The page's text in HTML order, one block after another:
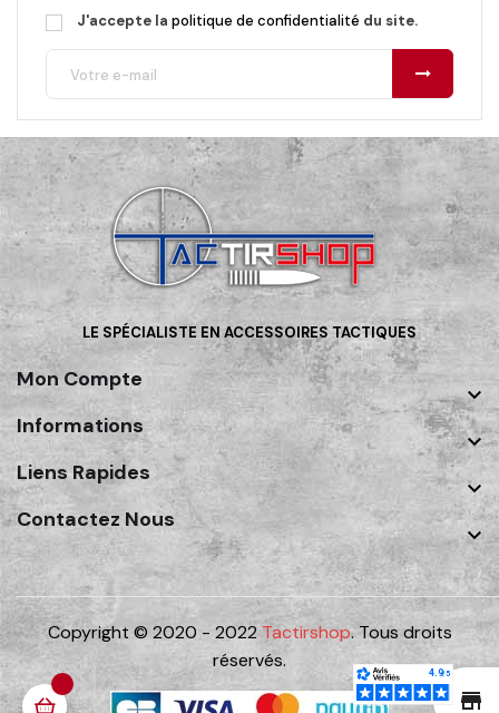
J'accepte la politique de confidentialité du site.
LE SPÉCIALISTE EN ACCESSOIRES TACTIQUES
Mon Compte

Informations

Liens Rapides

Contactez Nous

Copyright © 2020 - 2022Tactirshop. Tous droits
réservés.